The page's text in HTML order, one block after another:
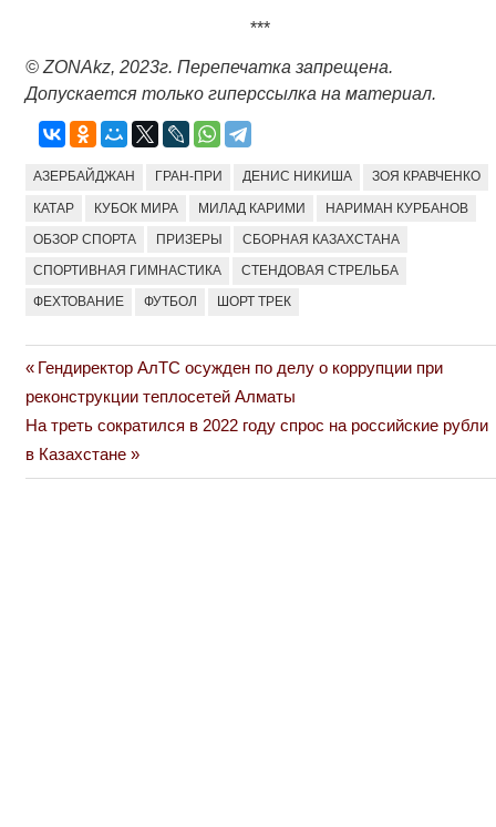
***
© ZONAkz, 2023г. Перепечатка запрещена.
Допускается только гиперссылка на материал.
АЗЕРБАЙДЖАН ГРАН-ПРИ ДЕНИС НИКИША ЗОЯ КРАВЧЕНКО
КАТАР КУБОК МИРА МИЛАД КАРИМИ НАРИМАН КУРБАНОВ
ОБЗОР СПОРТА ПРИЗЕРЫ СБОРНАЯ КАЗАХСТАНА
СПОРТИВНАЯ ГИМНАСТИКА СТЕНДОВАЯ СТРЕЛЬБА
ФЕХТОВАНИЕ ФУТБОЛ ШОРТ ТРЕК
Навигация
по
записям
Previous
Post:
Гендиректор АлТС осужден по делу о коррупции при
реконструкции теплосетей Алматы
Next
Post:
На треть сократился в 2022 году спрос на российские рубли
в Казахстане